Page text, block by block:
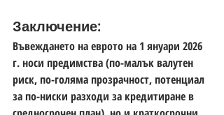
Заключение:
Въвеждането на еврото на 1 януари 2026
г. носи предимства (по-малък валутен
риск, по-голяма прозрачност, потенциал
за по-ниски разходи за кредитиране в